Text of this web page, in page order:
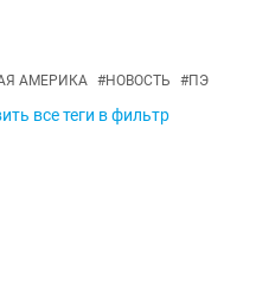
АМЕРИКА #НОВОСТЬ #ПЭ
все теги в фильтр